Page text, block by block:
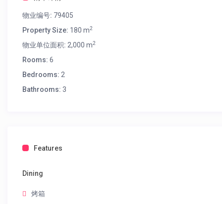
物业编号: 79405
Property Size: 180 m2
物业单位面积: 2,000 m2
Rooms: 6
Bedrooms: 2
Bathrooms: 3
Features
Dining
烤箱